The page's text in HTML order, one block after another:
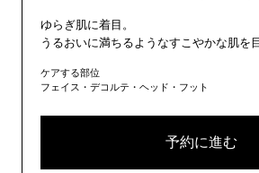
ゆらぎ肌に着目。
うるおいに満ちるようなすこやかな肌を
ケアする部位
フェイス・デコルテ・ヘッド・フット
予約に進む